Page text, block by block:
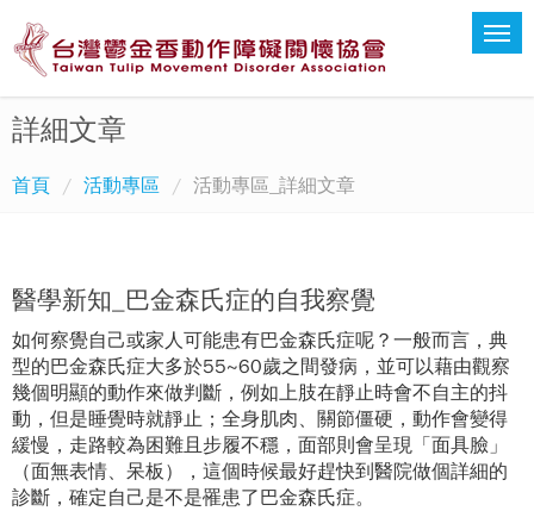
詳細文章
首頁 活動專區 活動專區_詳細文章
醫學新知_巴金森氏症的自我察覺
如何察覺自己或家人可能患有巴金森氏症呢？一般而言，典
型的巴金森氏症大多於55~60歲之間發病，並可以藉由觀察
幾個明顯的動作來做判斷，例如上肢在靜止時會不自主的抖
動，但是睡覺時就靜止；全身肌肉、關節僵硬，動作會變得
緩慢，走路較為困難且步履不穩，面部則會呈現「面具臉」
（面無表情、呆板），這個時候最好趕快到醫院做個詳細的
診斷，確定自己是不是罹患了巴金森氏症。